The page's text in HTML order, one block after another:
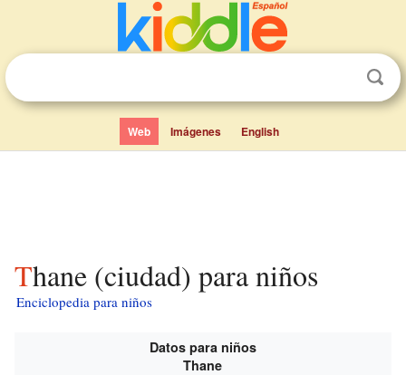
Web Imágenes English
Thane (ciudad) para niños
Enciclopedia para niños
Datos para niños
Thane